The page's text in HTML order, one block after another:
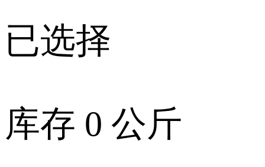
已选择
库存 0 公斤